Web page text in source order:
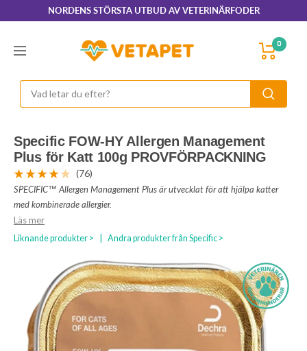
till
NORDENS STÖRSTA UTBUD AV VETERINÄRFODER
Navigering
VetaPet.com 0
Specific FOW-HY Allergen Management
Plus för Katt 100g PROVFÖRPACKNING
(76)
SPECIFIC™ Allergen Management Plus är utvecklat för att hjälpa katter
med kombinerade allergier.
Läs mer
Liknande produkter > Andra produkter från Specific >